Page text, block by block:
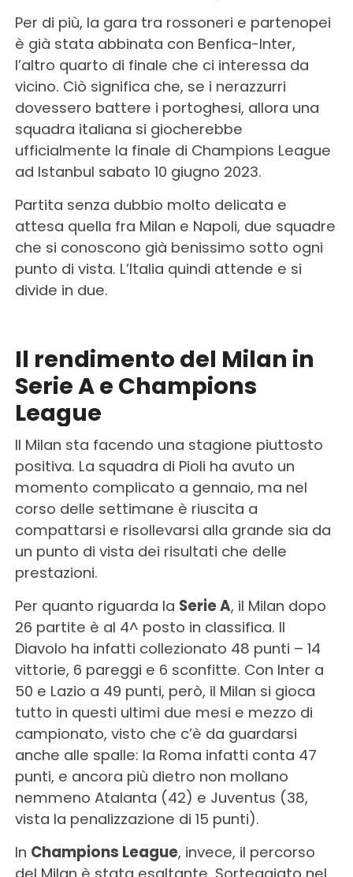
Per di più, la gara tra rossoneri e partenopei
è già stata abbinata con Benfica-Inter,
l’altro quarto di finale che ci interessa da
vicino. Ciò significa che, se i nerazzurri
dovessero battere i portoghesi, allora una
squadra italiana si giocherebbe
ufficialmente la finale di Champions League
ad Istanbul sabato 10 giugno 2023.
Partita senza dubbio molto delicata e
attesa quella fra Milan e Napoli, due squadre
che si conoscono già benissimo sotto ogni
punto di vista. L’Italia quindi attende e si
divide in due.
Il rendimento del Milan in
Serie A e Champions
League
Il Milan sta facendo una stagione piuttosto
positiva. La squadra di Pioli ha avuto un
momento complicato a gennaio, ma nel
corso delle settimane è riuscita a
compattarsi e risollevarsi alla grande sia da
un punto di vista dei risultati che delle
prestazioni.
Per quanto riguarda la Serie A, il Milan dopo
26 partite è al 4^ posto in classifica. Il
Diavolo ha infatti collezionato 48 punti – 14
vittorie, 6 pareggi e 6 sconfitte. Con Inter a
50 e Lazio a 49 punti, però, il Milan si gioca
tutto in questi ultimi due mesi e mezzo di
campionato, visto che c’è da guardarsi
anche alle spalle: la Roma infatti conta 47
punti, e ancora più dietro non mollano
nemmeno Atalanta (42) e Juventus (38,
vista la penalizzazione di 15 punti).
In Champions League, invece, il percorso